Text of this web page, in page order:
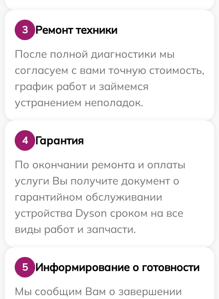
3
Ремонт техники
После полной диагностики мы
согласуем с вами точную стоимость,
график работ и займемся
устранением неполадок.
4
Гарантия
По окончании ремонта и оплаты
услуги Вы получите документ о
гарантийном обслуживании
устройства Dyson сроком на все
виды работ и запчасти.
5
Информирование о готовности
Мы сообщим Вам о завершении